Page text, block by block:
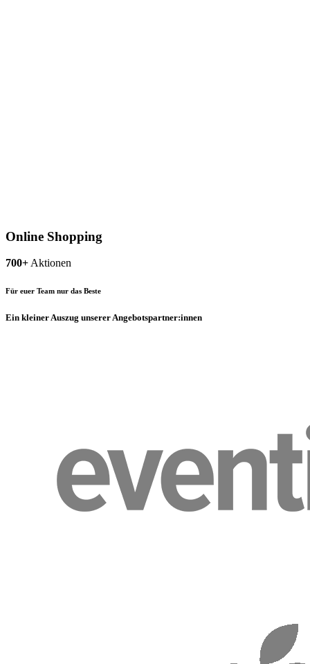
Online Shopping
700+ Aktionen
Für euer Team nur das Beste
Ein kleiner Auszug unserer Angebotspartner:innen